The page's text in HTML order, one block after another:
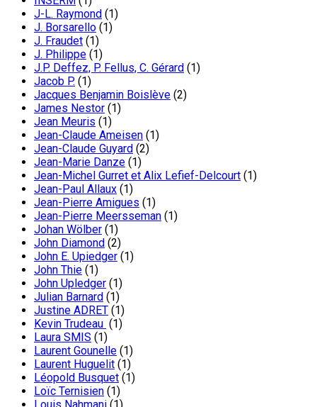
J-L. Raymond (1)
J. Borsarello (1)
J. Fraudet (1)
J. Philippe (1)
J.P. Deffez, P. Fellus, C. Gérard (1)
Jacob P. (1)
Jacques Benjamin Boislève (2)
James Nestor (1)
Jean Meuris (1)
Jean-Claude Ameisen (1)
Jean-Claude Guyard (2)
Jean-Marie Danze (1)
Jean-Michel Gurret et Alix Lefief-Delcourt (1)
Jean-Paul Allaux (1)
Jean-Pierre Amigues (1)
Jean-Pierre Meersseman (1)
Johan Wölber (1)
John Diamond (2)
John E. Upiedger (1)
John Thie (1)
John Upledger (1)
Julian Barnard (1)
Justine ADRET (1)
Kevin Trudeau (1)
Laura SMIS (1)
Laurent Gounelle (1)
Laurent Huguelit (1)
Léopold Busquet (1)
Loïc Ternisien (1)